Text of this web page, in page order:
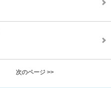
次のページ >>